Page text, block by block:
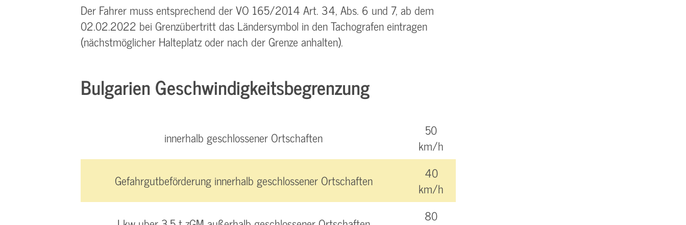
Der Fahrer muss entsprechend der VO 165/2014 Art. 34, Abs. 6 und 7, ab dem
02.02.2022 bei Grenzübertritt das Ländersymbol in den Tachografen eintragen
(nächstmöglicher Halteplatz oder nach der Grenze anhalten).
Bulgarien Geschwindigkeitsbegrenzung
innerhalb geschlossener Ortschaften
50
km/h
Gefahrgutbeförderung innerhalb geschlossener Ortschaften
40
km/h
80